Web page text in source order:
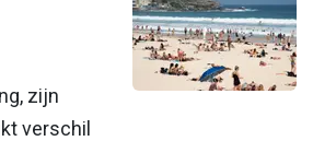
zijn
verschil